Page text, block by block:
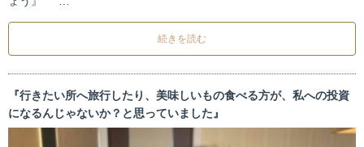
続きを読む
『行きたい所へ旅行したり、美味しいもの食べる方が、私への投資
になるんじゃないか？と思っていました』